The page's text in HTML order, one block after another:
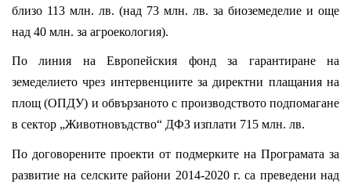
близо 113 млн. лв. (над 73 млн. лв. за биоземеделие и още
над 40 млн. за агроекология).
По линия на Европейския фонд за гарантиране на
земеделието чрез интервенциите за директни плащания на
площ (ОПДУ) и обвързаното с производството подпомагане
в сектор „Животновъдство“ ДФЗ изплати 715 млн. лв.
По договорените проекти от подмерките на Програмата за
развитие на селските райони 2014-2020 г. са преведени над